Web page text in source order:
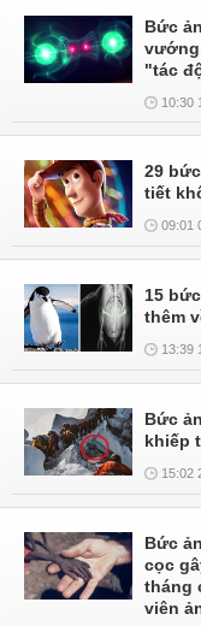
Bức
"tác
10:30
29
tiết
09:01
15
thêm
13:39
Bức
khiếp
15:02
Bức
cọc
tháng
viên